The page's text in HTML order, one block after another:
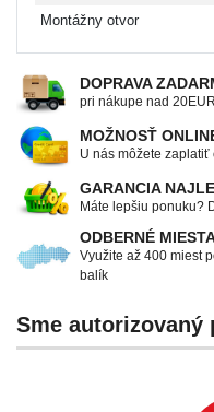
Montážny otvor
DOPRAVA
pri nákupe nad 20EUR
MOŽNOSŤ
U nás môžete zaplatiť
GARANCIA
Máte lepšiu ponuku?
ODBERNÉ
Využite až 400 miest
balík
Sme autorizovaný